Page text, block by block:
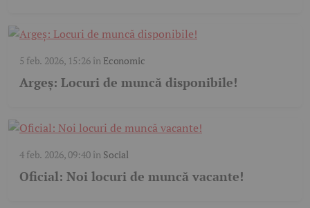
5 feb. 2026, 15:26în Economic
Argeș: Locuri de muncă disponibile!
4 feb. 2026, 09:40în Social
Oficial: Noi locuri de muncă vacante!